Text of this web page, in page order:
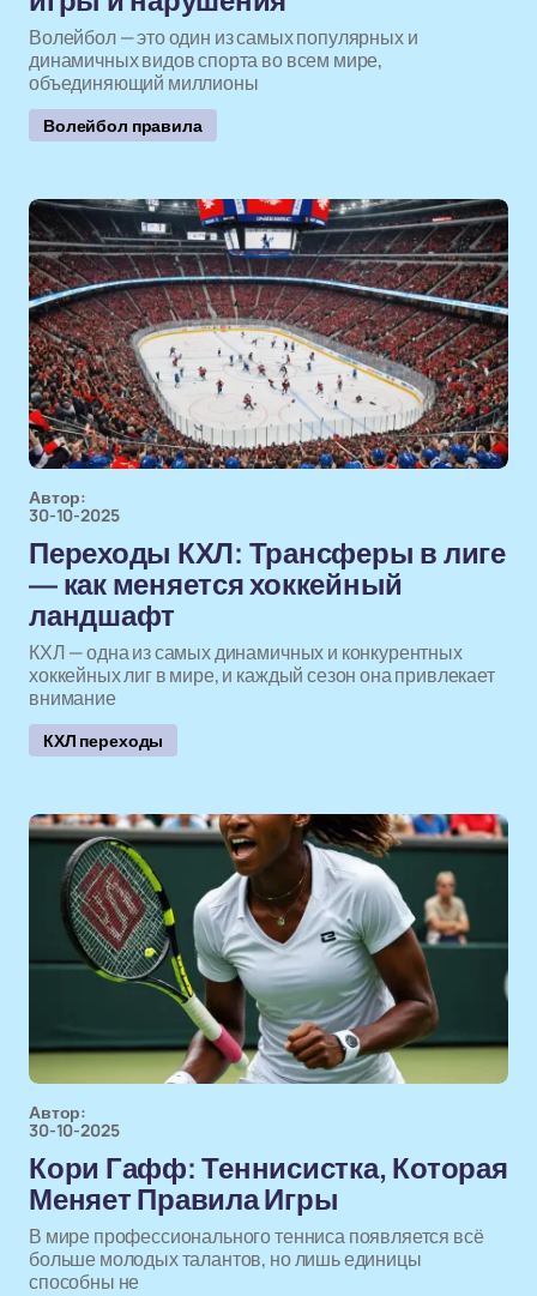
Волейбол — это один из самых популярных и
динамичных видов спорта во всем мире,
объединяющий миллионы
Волейбол правила
Автор:
30-10-2025
Переходы КХЛ: Трансферы в лиге
— как меняется хоккейный
ландшафт
КХЛ — одна из самых динамичных и конкурентных
хоккейных лиг в мире, и каждый сезон она привлекает
внимание
КХЛ переходы
Автор:
30-10-2025
Кори Гафф: Теннисистка, Которая
Меняет Правила Игры
В мире профессионального тенниса появляется всё
больше молодых талантов, но лишь единицы
способны не